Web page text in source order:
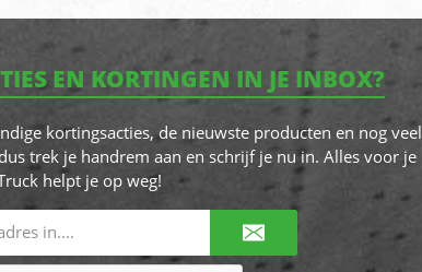
EN KORTINGEN IN JE INBOX?
kortingsacties, de nieuwste producten en nog veel
trek je handrem aan en schrijf je nu in. Alles voor je
helpt je op weg!
mailadres*